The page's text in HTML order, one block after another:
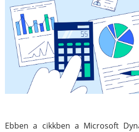
Ebben a cikkben a Microsoft